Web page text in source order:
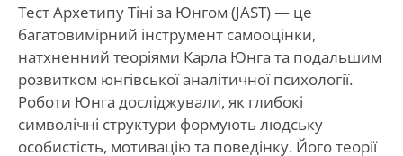
Тест Архетипу Тіні за Юнгом (JAST) — це
багатовимірний інструмент самооцінки,
натхненний теоріями Карла Юнга та подальшим
розвитком юнгівської аналітичної психології.
Роботи Юнга досліджували, як глибокі
символічні структури формують людську
особистість, мотивацію та поведінку. Його теорії